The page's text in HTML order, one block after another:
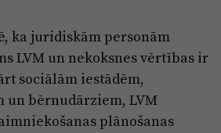
ka juridiskām personām
LVM un nekoksnes vērtības ir
sociālām iestādēm,
un bērnudārziem, LVM
plānošanas